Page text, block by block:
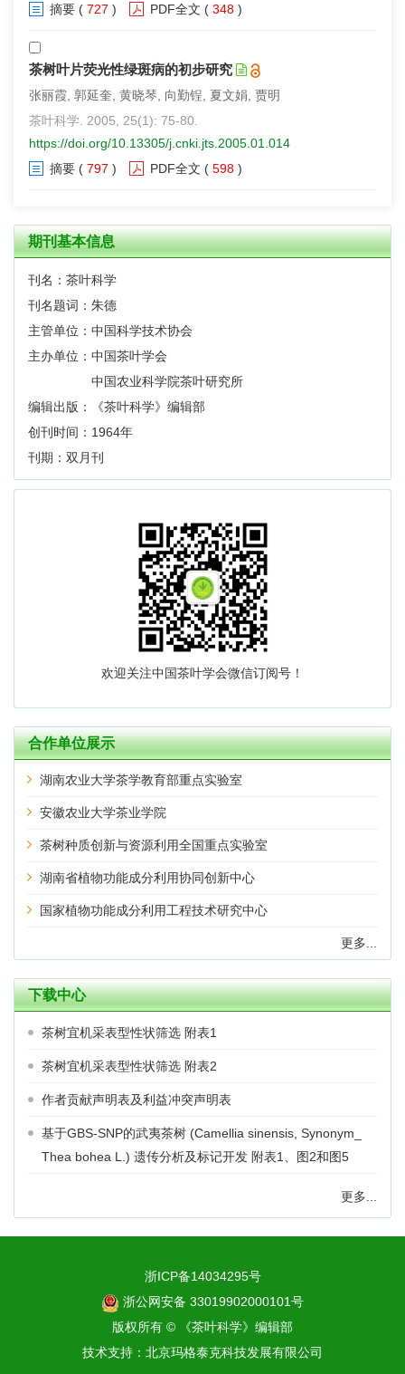
摘要 ( 727 ) PDF全文 ( 348 )
茶树叶片荧光性绿斑病的初步研究
张丽霞, 郭延奎, 黄晓琴, 向勤锃, 夏文娟, 贾明
茶叶科学. 2005, 25(1): 75-80.
https://doi.org/10.13305/j.cnki.jts.2005.01.014
摘要 ( 797 ) PDF全文 ( 598 )
期刊基本信息
刊名：茶叶科学
刊名题词：朱德
主管单位：中国科学技术协会
主办单位：中国茶叶学会
中国农业科学院茶叶研究所
编辑出版：《茶叶科学》编辑部
创刊时间：1964年
刊期：双月刊
欢迎关注中国茶叶学会微信订阅号！
合作单位展示
湖南农业大学茶学教育部重点实验室
安徽农业大学茶业学院
茶树种质创新与资源利用全国重点实验室
湖南省植物功能成分利用协同创新中心
国家植物功能成分利用工程技术研究中心
更多...
下载中心
茶树宜机采表型性状筛选 附表1
茶树宜机采表型性状筛选 附表2
作者贡献声明表及利益冲突声明表
基于GBS-SNP的武夷茶树 (Camellia sinensis, Synonym_
Thea bohea L.) 遗传分析及标记开发 附表1、图2和图5
更多...
浙ICP备14034295号
浙公网安备 33019902000101号
版权所有 © 《茶叶科学》编辑部
技术支持： 北京玛格泰克科技发展有限公司